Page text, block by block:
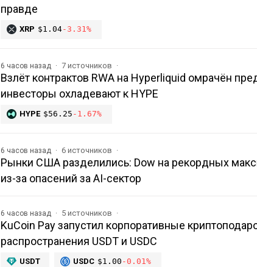
правде
XRP $1.04-3.31%
6 часов назад 7 источников
Взлёт контрактов RWA на Hyperliquid омрачён
инвесторы охладевают к HYPE
HYPE $56.25 -1.67%
6 часов назад 6 источников
Рынки США разделились: Dow на рекордных
из-за опасений за AI-сектор
6 часов назад 5 источников
KuCoin Pay запустил корпоративные
распространения USDT и USDC
USDT USDC $1.00 -0.01%